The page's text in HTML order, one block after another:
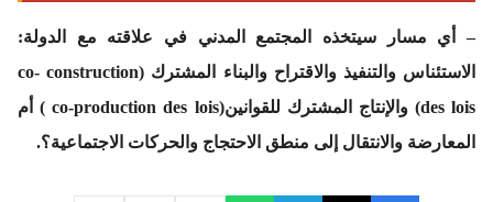
– أي مسار سيتخذه المجتمع المدني في علاقته مع الدولة:
الاستئناس والتنفيذ والاقتراح والبناء المشترك (co- construction
des lois) والإنتاج المشترك للقوانين(co-production des lois ) أم
المعارضة والانتقال إلى منطق الاحتجاج والحركات الاجتماعية؟.